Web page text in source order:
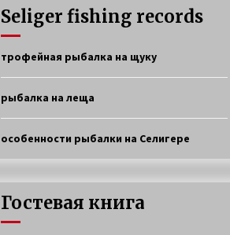
4 года ago
Прибрежная щука
6 лет ago
селигере
Seliger fishing records
трофейная рыбалка на щуку
рыбалка на леща
особенности рыбалки на Селигере
Гостевая книга